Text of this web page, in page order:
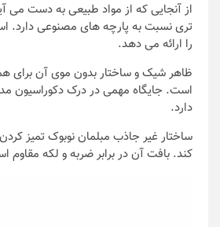
از آنجایی که از مواد طبیعی به دست می
تری نسبت به پارچه های مصنوعی دارد.
را ارائه می دهد.
ظاهر شیک و ساختار بدون موی آن برای
است. جایگاه مهمی در درک دکوراسیون
دارد.
ساختار غیر جاذب مبلمان نوبوک تمیز
کند. بافت آن در برابر ضربه و لکه مقاوم